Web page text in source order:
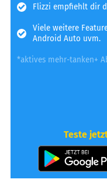
Flizzi empfiehlt dir
Viele weitere
Android Auto uvm.
*aktives mehr-tanken+
Teste